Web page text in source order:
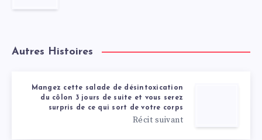
Autres Histoires
Mangez cette salade de désintoxication
du côlon 3 jours de suite et vous serez
surpris de ce qui sort de votre corps
Récit suivant